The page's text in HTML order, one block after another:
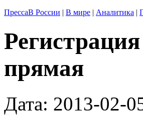
ПрессаВ России | В мире | Аналитика |
прямая
Дата: 2013-02-